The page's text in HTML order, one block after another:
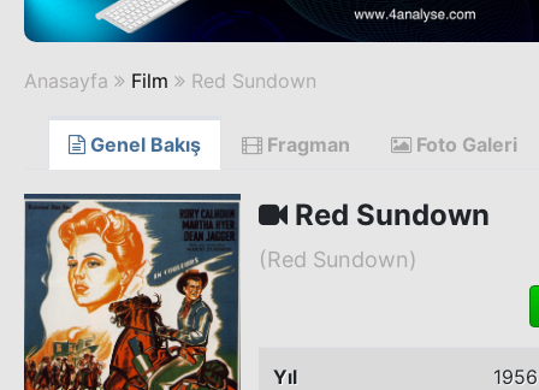
Anasayfa Film Red Sundown
Genel Bakış Fragman Foto Galeri
Red Sundown
(Red Sundown)
Yıl 1956